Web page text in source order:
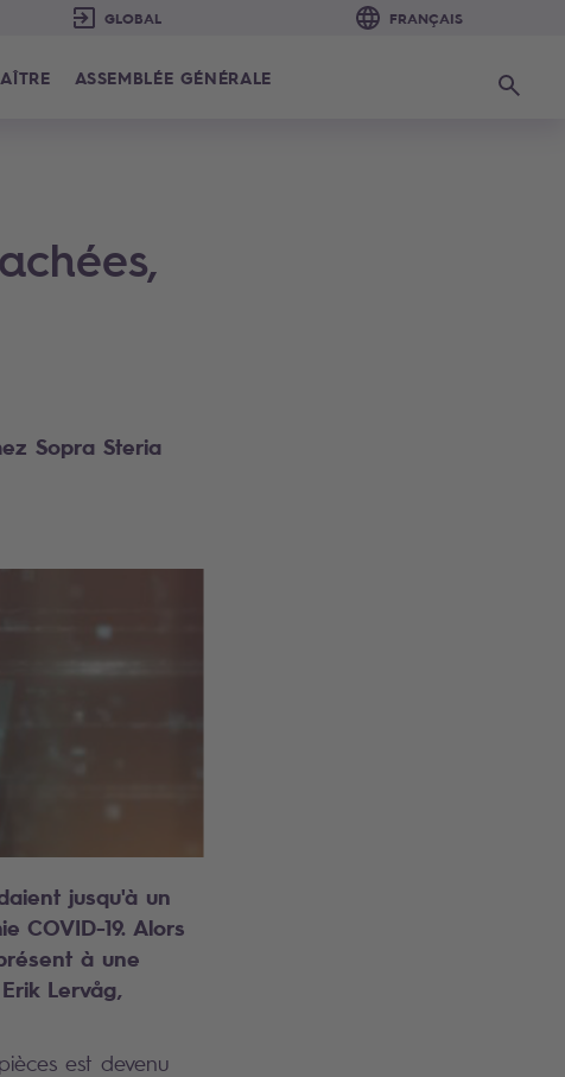
ASSEMBLÉE GÉNÉRALE
Sopra Steria
jusqu'à un
COVID-19. Alors
à une
Lervåg,
est devenu